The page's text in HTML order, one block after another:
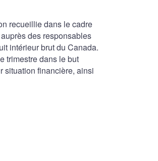
recueillie dans le cadre
des responsables
intérieur brut du Canada.
trimestre dans le but
situation financière, ainsi